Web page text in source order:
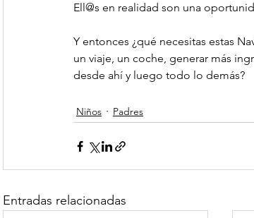
Ell@s en realidad son una
Y entonces ¿qué necesitas estas
un viaje, un coche, generar más
desde ahí y luego todo lo demás?
Niños Padres
Entradas relacionadas